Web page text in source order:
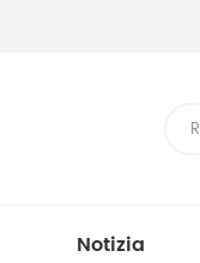
Notizia